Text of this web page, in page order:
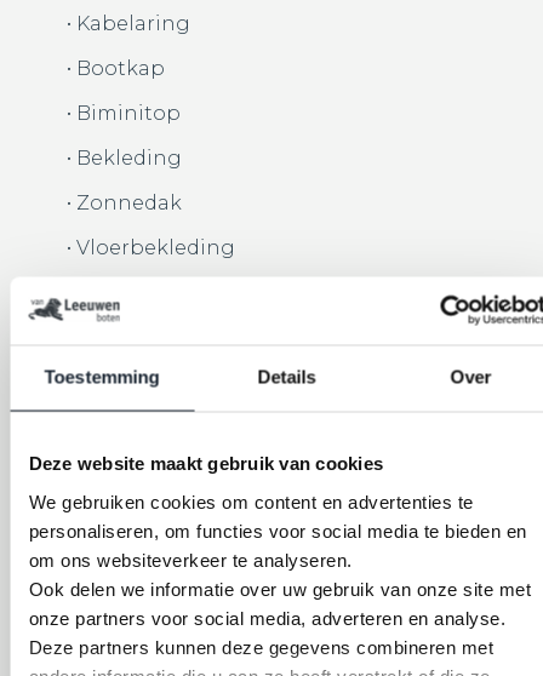
Toestemming Details Over
Deze website maakt gebruik van cookies
We gebruiken cookies om content en advertenties te
personaliseren, om functies voor social media te bieden en
om ons websiteverkeer te analyseren.
Ook delen we informatie over uw gebruik van onze site met
onze partners voor social media, adverteren en analyse.
Deze partners kunnen deze gegevens combineren met
• Kabelaring
• Bootkap
• Biminitop
• Bekleding
• Zonnedak
• Vloerbekleding
• Motor
Voordeel 5: Hoogwaardige materialen en
duurzaamheid
BijVan Leeuwen Botenstreven we naar de
hoogste kwaliteit en duurzaamheid in al onze
luxe sloepen. We maken gebruik van premium
materialen en vakmanschap om sloepen te